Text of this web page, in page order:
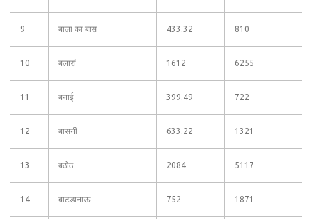
9 बाला का बास 433.32 810
10 बलारां 1612 6255
11 बनाई 399.49 722
12 बासनी 633.22 1321
13 बठोठ 2084 5117
14 बाटडानाऊ 752 1871